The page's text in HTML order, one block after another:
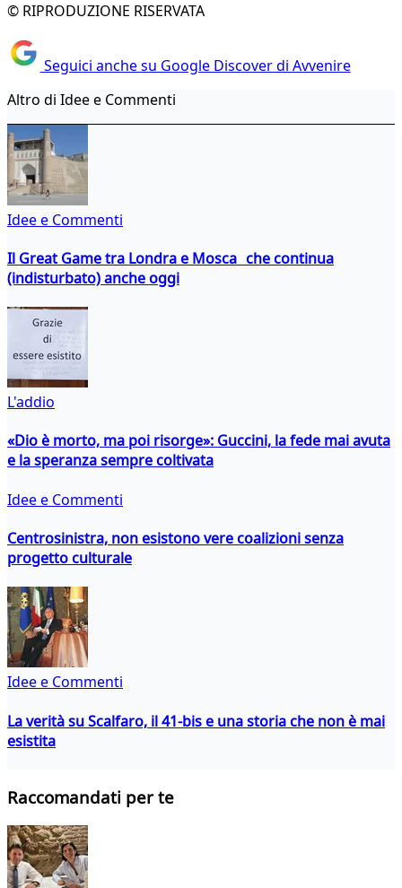
© RIPRODUZIONE RISERVATA
Seguici anche su Google Discover di Avvenire
Altro di Idee e Commenti
Idee e Commenti
Il Great Game tra Londra e Mosca che continua
(indisturbato) anche oggi
L'addio
«Dio è morto, ma poi risorge»: Guccini, la fede mai avuta
e la speranza sempre coltivata
Idee e Commenti
Centrosinistra, non esistono vere coalizioni senza
progetto culturale
Idee e Commenti
La verità su Scalfaro, il 41-bis e una storia che non è mai
esistita
Raccomandati per te